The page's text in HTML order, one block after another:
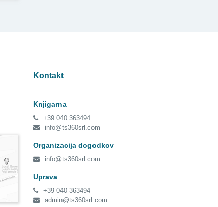
Kontakt
Knjigarna
+39 040 363494
info@ts360srl.com
Organizacija dogodkov
info@ts360srl.com
Uprava
+39 040 363494
admin@ts360srl.com